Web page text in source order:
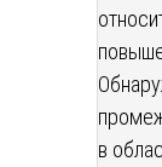
в